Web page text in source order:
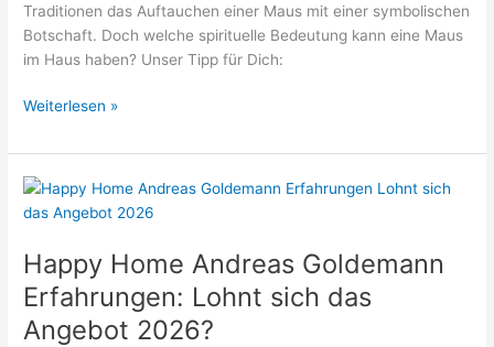
Traditionen das Auftauchen einer Maus mit einer symbolischen
Botschaft. Doch welche spirituelle Bedeutung kann eine Maus
im Haus haben? Unser Tipp für Dich:
Spirituelle
einer
Maus
Wohnung
(2026):
Symbolik,
Botschaften
Weiterlesen »
Happy Home Andreas Goldemann
Erfahrungen: Lohnt sich das
Angebot 2026?